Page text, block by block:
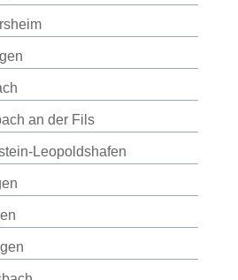
an der Fils
Leopoldshafen